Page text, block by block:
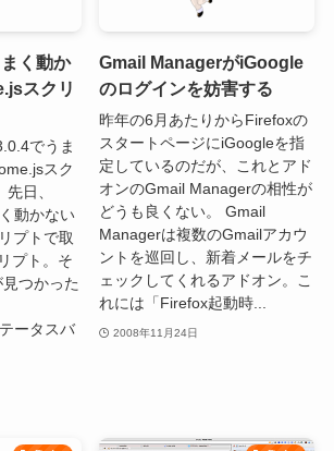
く動か
スクリ
でうま
スク
日、
動かない
プトで取
プト。そ
つかった
ータスバ
Gmail ManagerがiGoogle
のログインを妨害する
昨年の6月あたりからFirefoxの
スタートページにiGoogleを指
定しているのだが、これとアド
オンのGmail Managerの相性が
どうも良くない。 Gmail
Managerは複数のGmailアカウ
ントを巡回し、新着メールをチ
ェックしてくれるアドオン。こ
れには「Firefox起動時...
2008年11月24日